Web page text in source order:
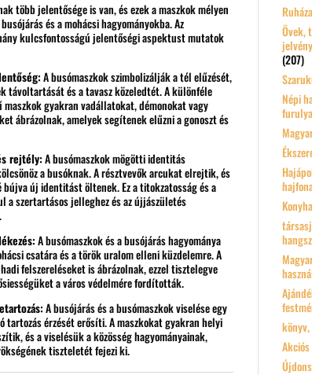
több jelentősége is van, és ezek a maszkok mélyen
és a mohácsi hagyományokba. Az
kulcsfontosságú jelentőségi aspektust mutatok
A busómaszkok szimbolizálják a tél elűzését,
távoltartását és a tavasz közeledtét. A különféle
maszkok gyakran vadállatokat, démonokat vagy
ábrázolnak, amelyek segítenek elűzni a gonoszt és
rejtély:A busómaszkok mögötti identitás
a busóknak. A résztvevők arcukat elrejtik, és
bújva új identitást öltenek. Ez a titokzatosság és a
a szertartásos jelleghez és az újjászületés
A busómaszkok és a busójárás hagyománya
csatára és a török uralom elleni küzdelemre. A
felszereléseket is ábrázolnak, ezzel tisztelegve
a város védelmére fordították.
A busójárás és a busómaszkok viselése egy
tartozás érzését erősíti. A maszkokat gyakran helyi
és a viselésük a közösség hagyományainak,
tiszteletét fejezi ki.
Övek,
(207)
Népi
könyv,